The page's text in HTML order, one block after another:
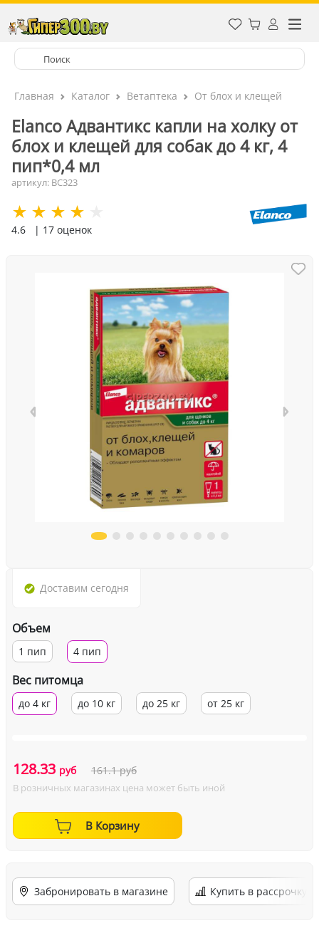
Главная Каталог Ветаптека От блох и клещей
Elanco Адвантикс капли на холку от
блох и клещей для собак до 4 кг, 4
пип*0,4 мл
артикул: ВС323
4.6 | 17 оценок
Доставим сегодня
Объем
1 пип 4 пип
Вес питомца
до 4 кг до 10 кг до 25 кг от 25 кг
128.33 руб 161.1руб
В розничных магазинах цена может быть иной
В Корзину
Забронировать в магазине Купить в рассрочку